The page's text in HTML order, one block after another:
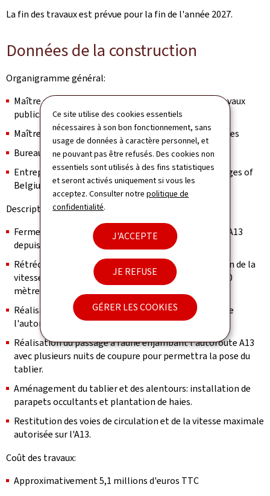
Ce site utilise des cookies essentiels
nécessaires à son bon fonctionnement, sans
usage de données à caractère personnel, et
ne pouvant pas être refusés. Des cookies non
essentiels sont utilisés à des fins statistiques
et seront activés uniquement si vous les
acceptez. Consulter notrepolitique de
confidentialité.
J'ACCEPTE
JE REFUSE
GÉRER LES COOKIES
La fin des travaux est prévue pour la fin de l'année 2027.
Données de la construction
Organigramme général:
Maître d'ouvrage: ministère de la Mobilité et des Travaux
publics
Maître d'œuvre: Administration des ponts et chaussées
Bureau d'études:TR-Engineering
Entreprises: Tralux Construction SARL,Metallic Bridges of
Belgium
Description des travaux:
Fermeture de la bretelle d'accès N31B à l'autoroute A13
depuis le 1er octobre 2025.
Rétrécissement des voies de circulation, et limitation de la
vitesse maximale autorisée à 70 km/h sur environ 400
mètres.
Réalisation des fondations de l'ouvrage aux abords de
l'autoroute sous trafic.
Réalisation du passage à faune enjambant l'autoroute A13
avec plusieurs nuits de coupure pour permettra la pose du
tablier.
Aménagement du tablier et des alentours: installation de
parapets occultants et plantation de haies.
Restitution des voies de circulation et de la vitesse maximale
autorisée sur l'A13.
Coût des travaux:
Approximativement 5,1 millions d'euros TTC